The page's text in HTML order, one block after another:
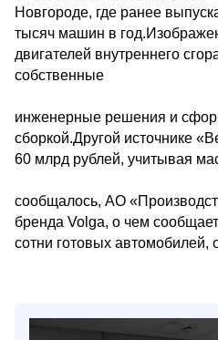
Новгороде, где ранее
тысяч машин в
двигателей внутреннего
собственные
инженерные решения и
сборкой.Другой источнике
60 млрд рублей, учитывая
сообщалось, АО
бренда Volga, о чем
сотни готовых автомобилей,